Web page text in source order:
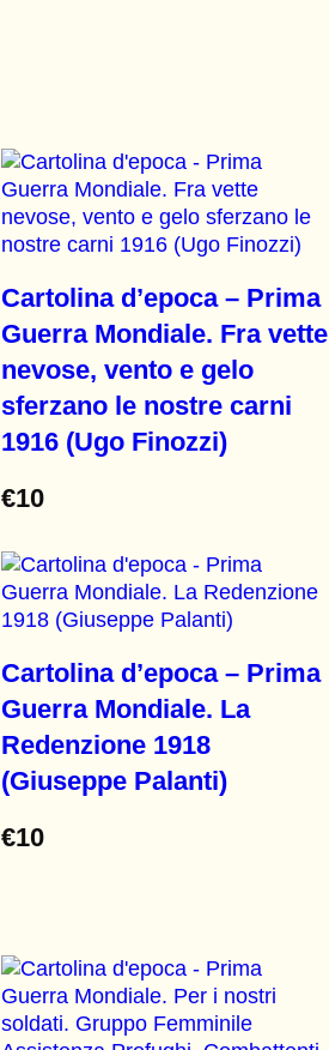
Cartolina d’epoca – Prima
Guerra Mondiale. Fra vette
nevose, vento e gelo
sferzano le nostre carni
1916 (Ugo Finozzi)
€10
Cartolina d’epoca – Prima
Guerra Mondiale. La
Redenzione 1918
(Giuseppe Palanti)
€10